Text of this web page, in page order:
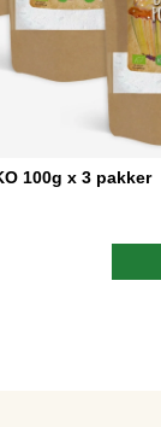
100g x 3 pakker